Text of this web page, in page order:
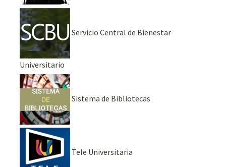
Servicio Central de Bienestar
Universitario
Sistema de Bibliotecas
Tele Universitaria